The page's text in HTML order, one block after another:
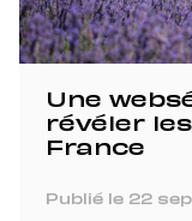
Une
révéler
France
Publié le 22